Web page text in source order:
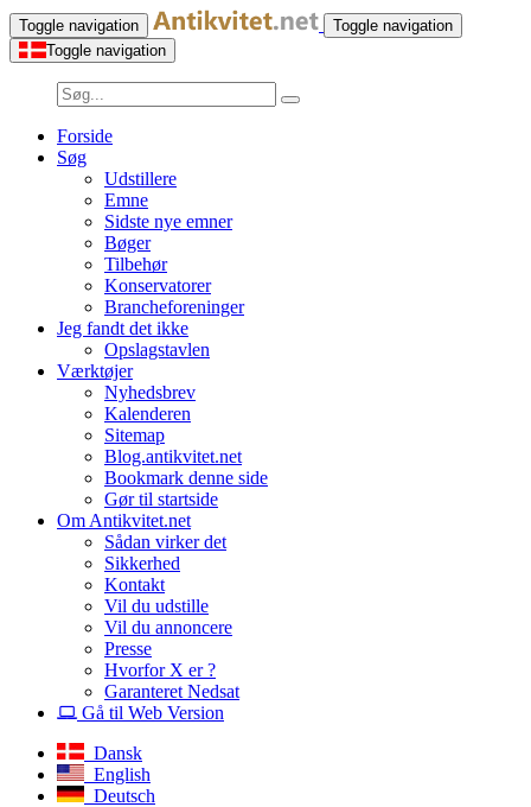
Toggle navigation
Toggle navigation
Toggle navigation
Forside
Søg
Udstillere
Emne
Sidste nye emner
Bøger
Tilbehør
Konservatorer
Brancheforeninger
Jeg fandt det ikke
Opslagstavlen
Værktøjer
Nyhedsbrev
Kalenderen
Sitemap
Blog.antikvitet.net
Bookmark denne side
Gør til startside
Om Antikvitet.net
Sådan virker det
Sikkerhed
Kontakt
Vil du udstille
Vil du annoncere
Presse
Hvorfor X er ?
Garanteret Nedsat
Gå til Web Version
Dansk
English
Deutsch